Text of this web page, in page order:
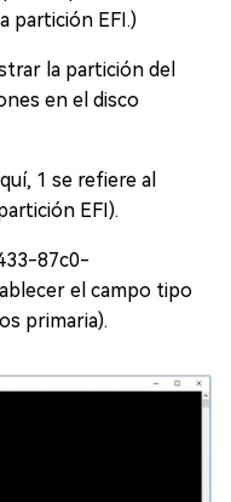
partición EFI.)
la partición del
en el disco
1 se refiere al
EFI).
87c0-
el campo tipo
primaria).